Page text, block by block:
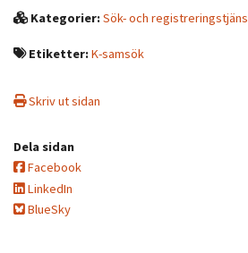
Kategorier:Sök- och
Etiketter:K-samsök
Skriv ut sidan
Dela sidan
Facebook
LinkedIn
BlueSky